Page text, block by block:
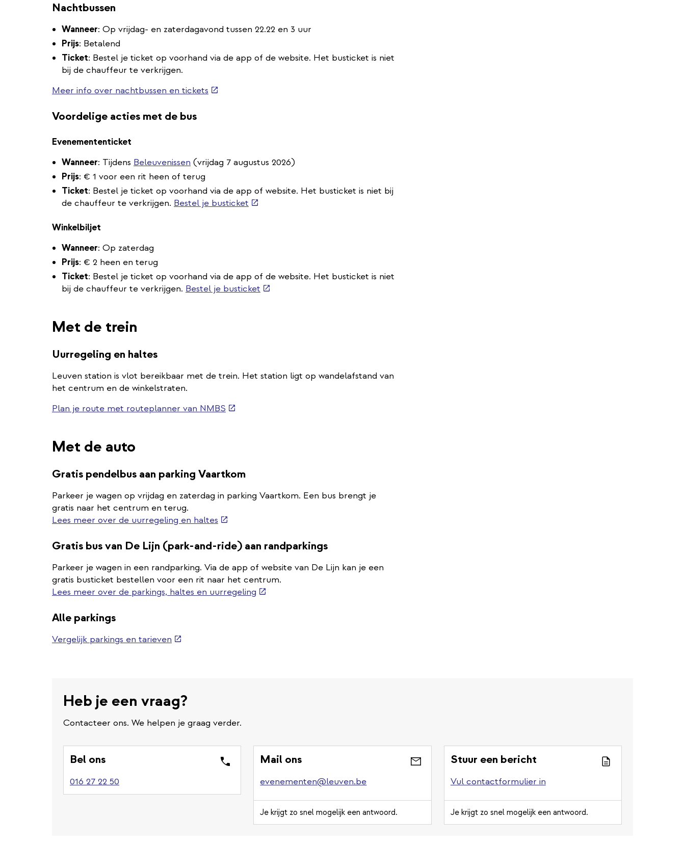
Nachtbussen
Wanneer: Op vrijdag- en zaterdagavond tussen 22.22 en 3 uur
Prijs: Betalend
Ticket: Bestel je ticket op voorhand via de app of de website. Het busticket is niet
bij de chauffeur te verkrijgen.
Meer info over nachtbussen en tickets (externe
Voordelige acties met de bus
Evenemententicket
Wanneer: Tijdens Beleuvenissen (vrijdag 7 augustus 2026)
Prijs: € 1 voor een rit heen of terug
Ticket: Bestel je ticket op voorhand via de app of website. Het busticket is niet bij
de chauffeur te verkrijgen. Bestel je busticket (externe
Winkelbiljet
Wanneer: Op zaterdag
Prijs: € 2 heen en terug
Ticket: Bestel je ticket op voorhand via de app of de website. Het busticket is niet
bij de chauffeur te verkrijgen. Bestel je busticket (externe
Met de trein
Uurregeling en haltes
Leuven station is vlot bereikbaar met de trein. Het station ligt op wandelafstand van
het centrum en de winkelstraten.
Plan je route met routeplanner van NMBS (externe
Met de auto
Gratis pendelbus aan parking Vaartkom
Parkeer je wagen op vrijdag en zaterdag in parking Vaartkom. Een bus brengt je
gratis naar het centrum en terug.
Lees meer over de uurregeling en haltes (externe
Gratis bus van De Lijn (park-and-ride) aan randparkings
Parkeer je wagen in een randparking. Via de app of website van De Lijn kan je een
gratis busticket bestellen voor een rit naar het centrum.
Lees meer over de parkings, haltes en uurregeling (externe
Alle parkings
Vergelijk parkings en tarieven (externe
Heb je een vraag?
Contacteer ons. We helpen je graag verder.
Bel ons
016 27 22 50
Mail ons
evenementen@leuven.be
Je krijgt zo snel mogelijk een antwoord.
Stuur een bericht
Vul contactformulier in
Je krijgt zo snel mogelijk een antwoord.